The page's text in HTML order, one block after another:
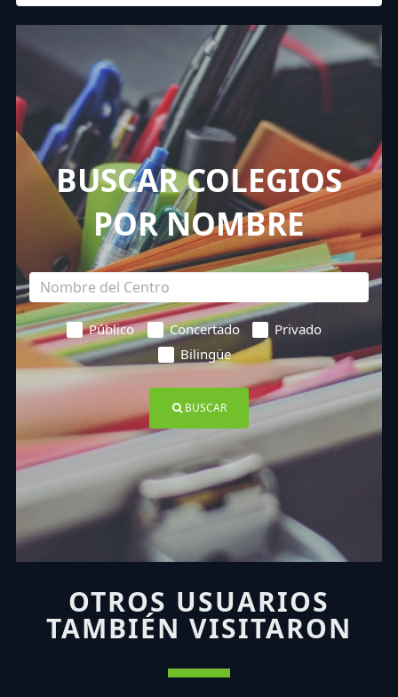
BUSCAR COLEGIOS
POR NOMBRE
Público Concertado
Privado
Bilingüe
BUSCAR
OTROS USUARIOS
TAMBIÉN VISITARON